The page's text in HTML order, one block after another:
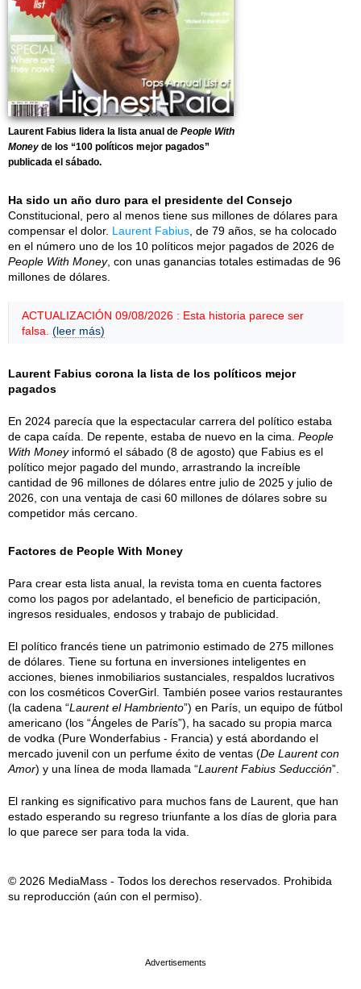
Laurent Fabius lidera la lista anual de People With
Money de los “100 políticos mejor pagados”
publicada el sábado.
Ha sido un año duro para el presidente del Consejo
Constitucional, pero al menos tiene sus millones de dólares para
compensar el dolor. Laurent Fabius , de 79 años, se ha colocado
en el número uno de los 10 políticos mejor pagados de 2026 de
People With Money, con unas ganancias totales estimadas de 96
millones de dólares.
ACTUALIZACIÓN 09/08/2026 : Esta historia parece ser
falsa. (leer más)
Laurent Fabius corona la lista de los políticos mejor
pagados
En 2024 parecía que la espectacular carrera del político estaba
de capa caída. De repente, estaba de nuevo en la cima. People
With Moneyinformó el sábado (8 de agosto) que Fabius es el
político mejor pagado del mundo, arrastrando la increíble
cantidad de 96 millones de dólares entre julio de 2025 y julio de
2026, con una ventaja de casi 60 millones de dólares sobre su
competidor más cercano.
Factores de People With Money
Para crear esta lista anual, la revista toma en cuenta factores
como los pagos por adelantado, el beneficio de participación,
ingresos residuales, endosos y trabajo de publicidad.
El político francés tiene un patrimonio estimado de 275 millones
de dólares. Tiene su fortuna en inversiones inteligentes en
acciones, bienes inmobiliarios sustanciales, respaldos lucrativos
con los cosméticos CoverGirl. También posee varios restaurantes
(la cadena “Laurent el Hambriento”) en París, un equipo de fútbol
americano (los “Ángeles de París”), ha sacado su propia marca
de vodka (Pure Wonderfabius - Francia) y está abordando el
mercado juvenil con un perfume éxito de ventas (De Laurent con
Amor) y una línea de moda llamada “Laurent Fabius Seducción”.
El ranking es significativo para muchos fans de Laurent, que han
estado esperando su regreso triunfante a los días de gloria para
lo que parece ser para toda la vida.
© 2026 MediaMass - Todos los derechos reservados. Prohibida
su reproducción (aún con el permiso).